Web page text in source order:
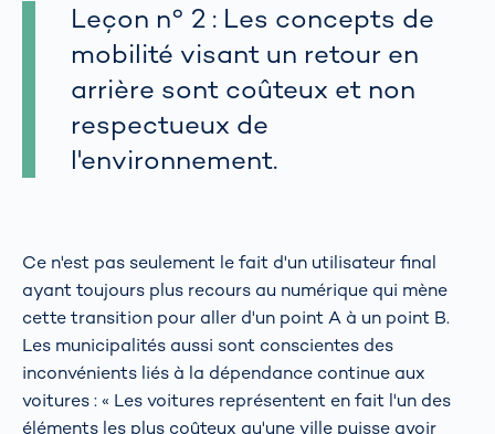
Leçon n° 2 : Les concepts de
mobilité visant un retour en
arrière sont coûteux et non
respectueux de
l'environnement.
Ce n'est pas seulement le fait d'un utilisateur final
ayant toujours plus recours au numérique qui mène
cette transition pour aller d'un point A à un point B.
Les municipalités aussi sont conscientes des
inconvénients liés à la dépendance continue aux
voitures : « Les voitures représentent en fait l'un des
éléments les plus coûteux qu'une ville puisse avoir